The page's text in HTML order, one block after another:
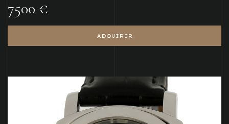
7500 €
ADQUIRIR